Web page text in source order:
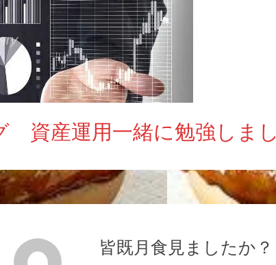
資産運用一緒に勉強しま
皆既月食見ましたか？